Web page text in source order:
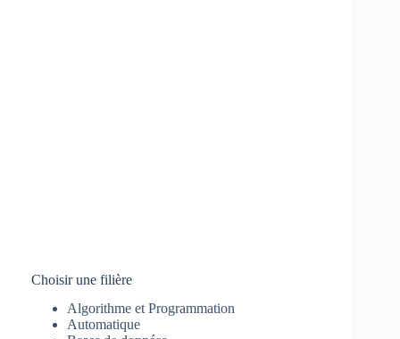
Choisir une filière
Algorithme et Programmation
Automatique